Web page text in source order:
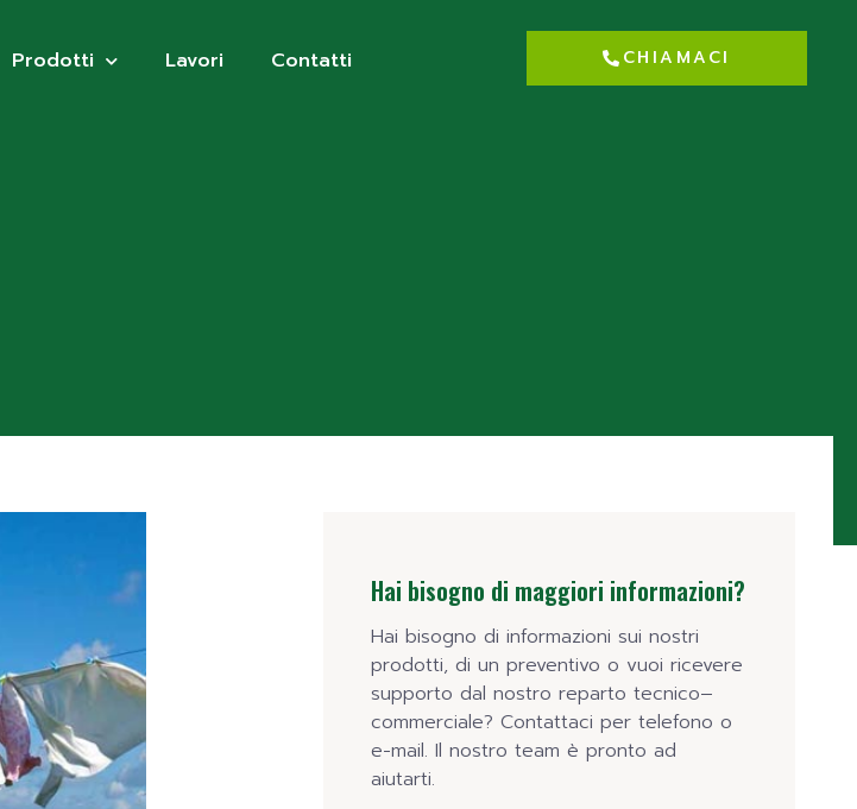
Prodotti Lavori Contatti CHIAMACI
Hai bisogno di maggiori informazioni?
Hai bisogno di informazioni sui nostri
prodotti, di un preventivo o vuoi ricevere
supporto dal nostro reparto tecnico–
commerciale? Contattaci per telefono o
e-mail. Il nostro team è pronto ad
aiutarti.